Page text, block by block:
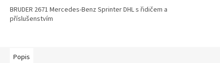
BRUDER 2671 Mercedes-Benz Sprinter DHL s řidičem a
příslušenstvím
Popis